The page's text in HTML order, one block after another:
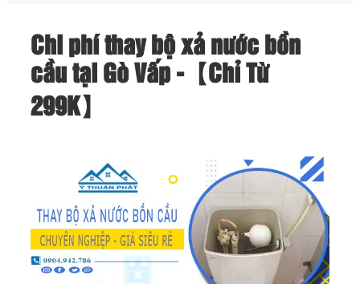
Chi phí thay bộ xả nước bồn
cầu tại Gò Vấp -【Chỉ Từ
299K】